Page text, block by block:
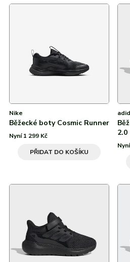
Nike
Běžecké boty Cosmic Runner
Nyní 1 299 Kč
PŘIDAT DO KOŠÍKU
2.0